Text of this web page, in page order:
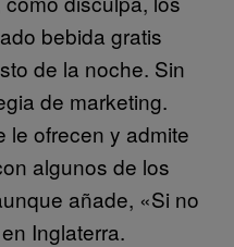
bebida gratis
de la noche. Sin
de marketing.
le ofrecen y admite
algunos de los
añade, «Si no
Inglaterra.